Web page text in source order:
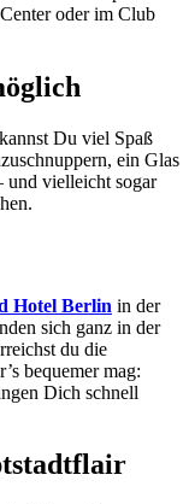
oder im Club
Du viel Spaß
ein Glas
und vielleicht sogar
Hotel Berlin in der
sich ganz in der
du die
bequemer mag:
Dich schnell